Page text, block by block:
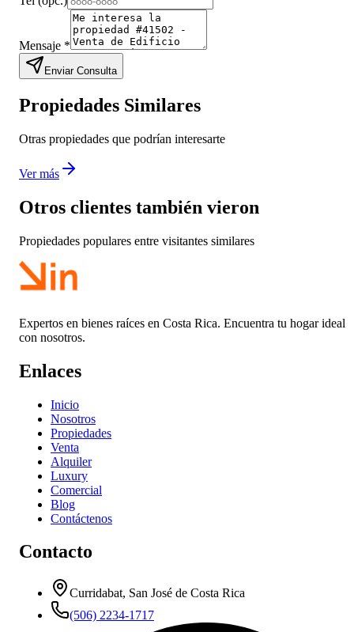
Mensaje *
Enviar Consulta
Propiedades Similares
Otras propiedades que podrían interesarte
Ver más
Otros clientes también vieron
Propiedades populares entre visitantes similares
Expertos en bienes raíces en Costa Rica. Encuentra tu hogar ideal
con nosotros.
Enlaces
Inicio
Nosotros
Propiedades
Venta
Alquiler
Luxury
Comercial
Blog
Contáctenos
Contacto
Curridabat, San José de Costa Rica
(506) 2234-1717